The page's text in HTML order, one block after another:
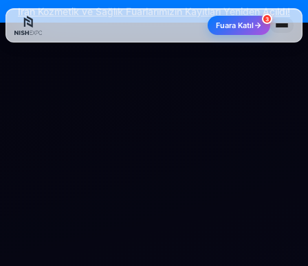
Iran Kozmetik ve Sağlık Fuarlarımızın Kayıtları Yeniden Açıldı!
3
Fuara Katıl